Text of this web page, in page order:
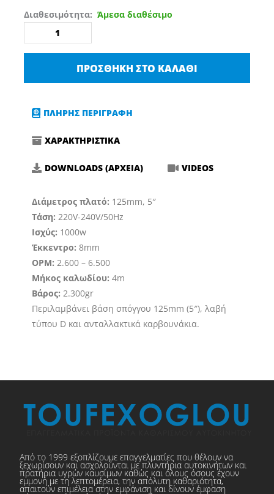
Διαθεσιμότητα: Άμεσα διαθέσιμο
ΑΛΟΙΦΑΔΟΡΟΣ
DETAILING
MASTER
EKK.8mm)
ποσότητα
ΠΡΟΣΘΉΚΗ ΣΤΟ ΚΑΛΆΘΙ
ΠΛΗΡΗΣ ΠΕΡΙΓΡΑΦΗ
ΧΑΡΑΚΤΗΡΙΣΤΙΚΑ
DOWNLOADS (ΑΡΧΕΙΑ) VIDEOS
Διάμετρος πλατό: 125mm, 5″
Τάση: 220V-240V/50Hz
Ισχύς: 1000w
Έκκεντρο:8mm
OPM: 2.600 – 6.500
Μήκος καλωδίου: 4m
Βάρος: 2.300gr
Περιλαμβάνει βάση σπόγγου 125mm (5″), λαβή
τύπου D και ανταλλακτικά καρβουνάκια.
Από το 1999 εξοπλίζουμε επαγγελματίες που θέλουν να
ξεχωρίσουν και ασχολούνται με πλυντήρια αυτοκινήτων και
πρατήρια υγρών καυσίμων καθώς και όλους όσους έχουν
εμμονή με τη λεπτομέρεια, την απόλυτη καθαριότητα,
απαιτούν επιμέλεια στην εμφάνιση και δίνουν έμφαση